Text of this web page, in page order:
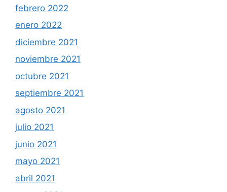
febrero 2022
enero 2022
diciembre 2021
noviembre 2021
octubre 2021
septiembre 2021
agosto 2021
julio 2021
junio 2021
mayo 2021
abril 2021